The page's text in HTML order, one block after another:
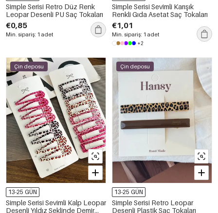
Simple Serisi Retro Düz Renk
Leopar Desenli PU Saç Tokaları
€0,85
Min. sipariş: 1 adet
Simple Serisi Sevimli Karışık
Renkli Gıda Asetat Saç Tokaları
€1,01
Min. sipariş: 1 adet
+2
Çin deposu
13-25 GÜN
Simple Serisi Sevimli Kalp Leopar
Desenli Yıldız Şeklinde Demir
Çin deposu
13-25 GÜN
Simple Serisi Retro Leopar
Desenli Plastik Saç Tokaları